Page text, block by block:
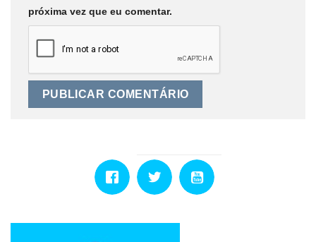
próxima vez que eu comentar.